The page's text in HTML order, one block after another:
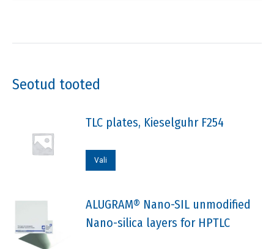
Seotud tooted
TLC plates, Kieselguhr F254
Vali
tootel
mitu
varianti.
ALUGRAM® Nano-SIL unmodified
Nano-silica layers for HPTLC